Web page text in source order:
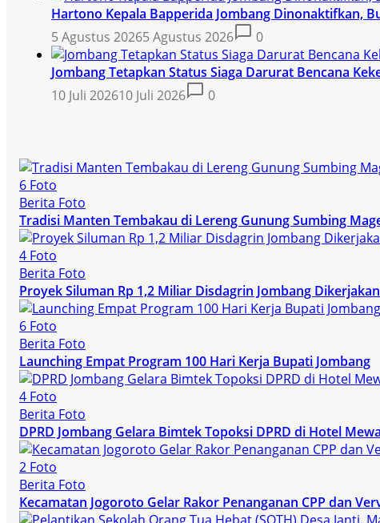
Hartono Kepala Bapperida Jombang Dinonaktifkan,
5 Agustus 20265 Agustus 2026
0
Jombang Tetapkan Status Siaga Darurat Bencana
10 Juli 202610 Juli 2026 0
6 Foto
Berita Foto
Tradisi Manten Tembakau di Lereng Gunung Sumbing
4 Foto
Berita Foto
Proyek Siluman Rp 1,2 Miliar Disdagrin Jombang
6 Foto
Berita Foto
Launching Empat Program 100 Hari Kerja Bupati Jombang
4 Foto
Berita Foto
DPRD Jombang Gelara Bimtek Topoksi DPRD di Hotel
2 Foto
Berita Foto
Kecamatan Jogoroto Gelar Rakor Penanganan CPP dan